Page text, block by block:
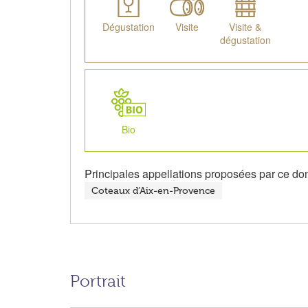
Dégustation Visite
Visite &
dégustation
Bio
Principales appellations proposées par ce
Coteaux d’Aix-en-Provence
Portrait